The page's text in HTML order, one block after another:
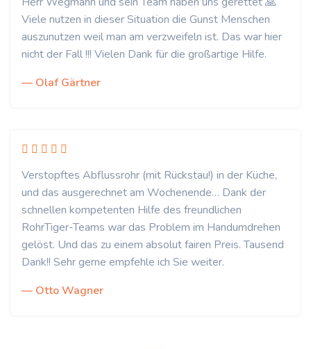
Viele nutzen in dieser Situation die Gunst Menschen
auszunutzen weil man am verzweifeln ist. Das war hier
nicht der Fall !!! Vielen Dank für die großartige Hilfe.
— Olaf Gärtner
Verstopftes Abflussrohr (mit Rückstau!) in der Küche,
und das ausgerechnet am Wochenende… Dank der
schnellen kompetenten Hilfe des freundlichen
RohrTiger-Teams war das Problem im Handumdrehen
gelöst. Und das zu einem absolut fairen Preis. Tausend
Dank!! Sehr gerne empfehle ich Sie weiter.
— Otto Wagner